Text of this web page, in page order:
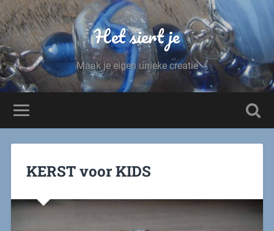
Het siert je
Maak je eigen unieke creatie
KERST voor KIDS